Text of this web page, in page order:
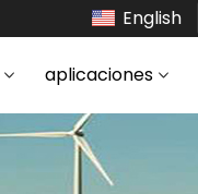
English
aplicaciones